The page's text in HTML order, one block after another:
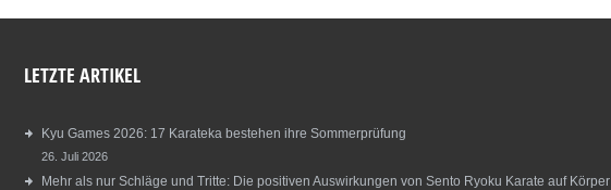
LETZTE ARTIKEL
Kyu Games 2026: 17 Karateka bestehen ihre Sommerprüfung
26. Juli 2026
Mehr als nur Schläge und Tritte: Die positiven Auswirkungen von Sento Ryoku Karate auf Körper